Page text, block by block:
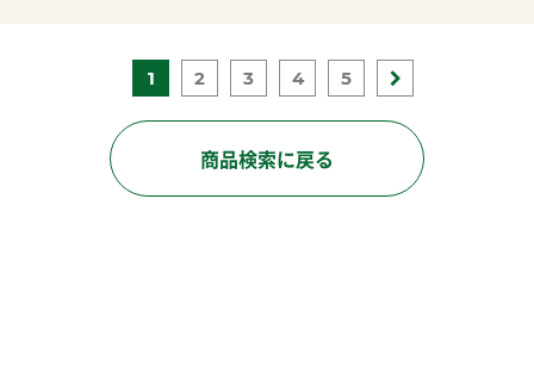
1 2 3 4 5
商品検索に戻る